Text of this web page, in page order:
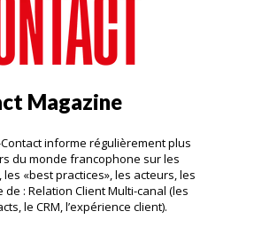
Magazine
Contact informe régulièrement plus
du monde francophone sur les
«best practices», les acteurs, les
: Relation Client Multi-canal (les
le CRM, l’expérience client).